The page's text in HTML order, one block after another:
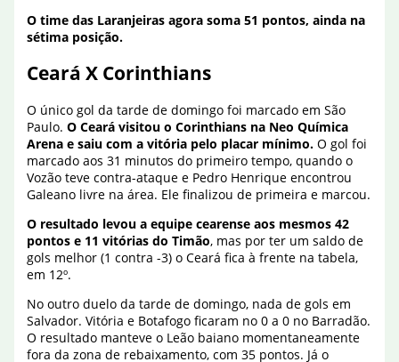
O time das Laranjeiras agora soma 51 pontos, ainda na
sétima posição.
Ceará X Corinthians
O único gol da tarde de domingo foi marcado em São
Paulo. O Ceará visitou o Corinthians na Neo Química
Arena e saiu com a vitória pelo placar mínimo. O gol foi
marcado aos 31 minutos do primeiro tempo, quando o
Vozão teve contra-ataque e Pedro Henrique encontrou
Galeano livre na área. Ele finalizou de primeira e marcou.
O resultado levou a equipe cearense aos mesmos 42
pontos e 11 vitórias do Timão, mas por ter um saldo de
gols melhor (1 contra -3) o Ceará fica à frente na tabela,
em 12º.
No outro duelo da tarde de domingo, nada de gols em
Salvador. Vitória e Botafogo ficaram no 0 a 0 no Barradão.
O resultado manteve o Leão baiano momentaneamente
fora da zona de rebaixamento, com 35 pontos. Já o